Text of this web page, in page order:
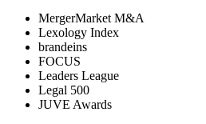
MergerMarket M&A
Lexology Index
brandeins
FOCUS
Leaders League
Legal 500
JUVE Awards